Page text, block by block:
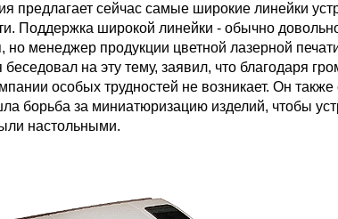
предлагает сейчас самые широкие линейки
Поддержка широкой линейки - обычно
но менеджер продукции цветной лазерной
на эту тему, заявил, что благодаря
особых трудностей не возникает. Он также
борьба за миниатюризацию изделий, чтобы
настольными.